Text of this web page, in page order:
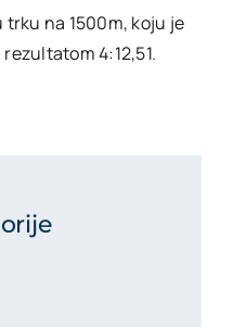
na 1500m, koju je
4:12,51.